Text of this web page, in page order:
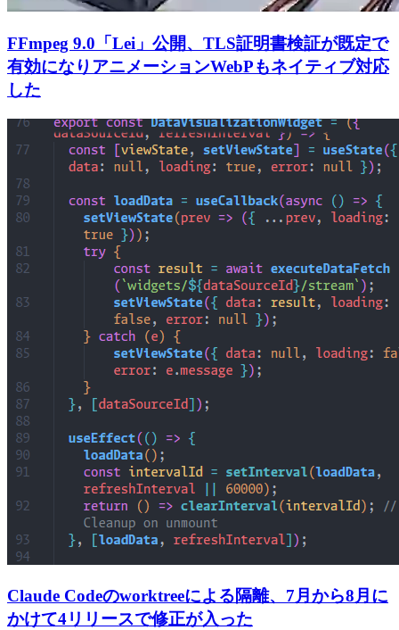
FFmpeg 9.0「Lei」公開、TLS証明書検証が既定で
有効になりアニメーションWebPもネイティブ対応
した
Claude Codeのworktreeによる隔離、7月から8月に
かけて4リリースで修正が入った